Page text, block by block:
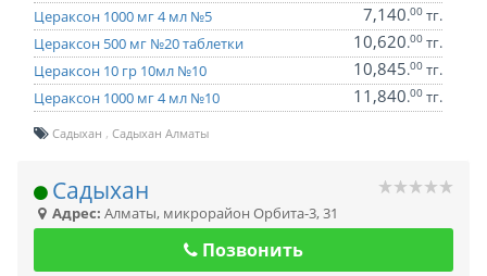
Цераксон 1000 мг 4 мл №5
7,140.00 тг.
Цераксон 500 мг №20 таблетки
10,620.00 тг.
Цераксон 10 гр 10мл №10
10,845.00 тг.
Цераксон 1000 мг 4 мл №10
11,840.00 тг.
Садыхан Садыхан Алматы
Садыхан
Адрес: Алматы, микрорайон Орбита-3, 31
Позвонить